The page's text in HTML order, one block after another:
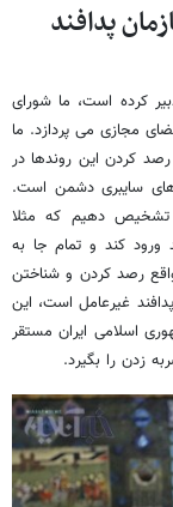
پدافند
کرده است، ما شورای
مجازی می پردازد. ما
رصد کردن این روندها در
سایبری دشمن است.
تشخیص دهیم که مثلا
کند و تمام جا به
رصد کردن و شناختن
غیرعامل است، این
اسلامی ایران مستقر
زدن را بگیرد.